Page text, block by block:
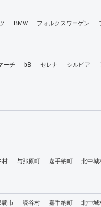
BMW フォルクスワーゲン
ーチ bB セレナ シルビア
村 与那原町 嘉手納町 北中城
覇市 読谷村 嘉手納町 北中城